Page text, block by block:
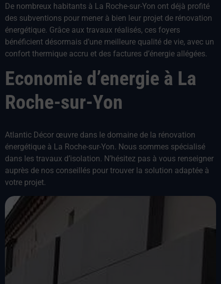
De nombreux habitants à La Roche-sur-Yon ont déjà profité
des subventions pour mener à bien leur projet de rénovation
énergétique. Grâce aux travaux réalisés, ces foyers
bénéficient désormais d’une meilleure qualité de vie, avec un
confort thermique accru et des factures d’énergie allégées.
Economie d’energie à La
Roche-sur-Yon
Atlantic Décor œuvre dans le domaine de la rénovation
énergétique à La Roche-sur-Yon. Nous sommes spécialisé
dans les travaux d’isolation. N’hésitez pas à vous renseigner
auprès de nos conseillés pour trouver la solution adaptée à
votre projet.